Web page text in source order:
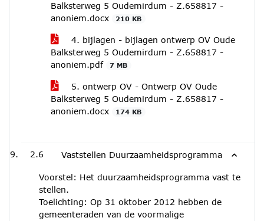
Balksterweg 5 Oudemirdum - Z.658817 -
anoniem.docx
210 KB
4. bijlagen - bijlagen ontwerp OV Oude
Balksterweg 5 Oudemirdum - Z.658817 -
anoniem.pdf
7 MB
5. ontwerp OV - Ontwerp OV Oude
Balksterweg 5 Oudemirdum - Z.658817 -
anoniem.docx
174 KB
2.6 Vaststellen Duurzaamheidsprogramma
Voorstel: Het duurzaamheidsprogramma vast te
stellen.
Toelichting: Op 31 oktober 2012 hebben de
gemeenteraden van de voormalige